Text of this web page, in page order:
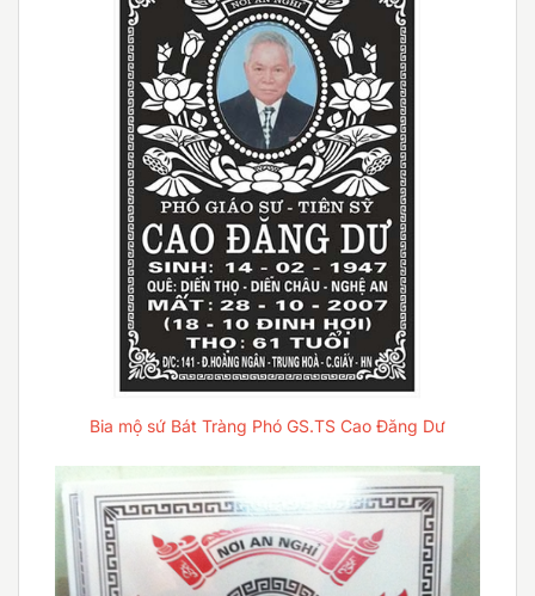
Bia mộ sứ Bát Tràng Phó GS.TS Cao Đăng Dư